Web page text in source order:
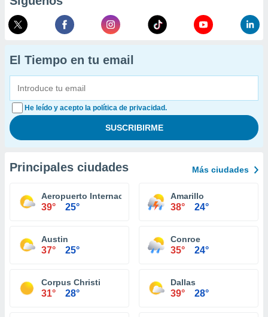
El Tiempo en tu email
He leído y acepto la política de privacidad.
Principales ciudades Más ciudades
Aeropuerto Internacional El Paso
39° 25°
Amarillo
38° 24°
Austin
37° 25°
Conroe
35° 24°
Corpus Christi
31° 28°
Dallas
39° 28°